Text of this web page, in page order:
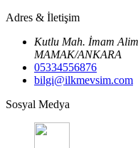
Adres & İletişim
Kutlu Mah. İmam
MAMAK/ANKARA
05334556876
bilgi@ilkmevsim.com
Sosyal Medya